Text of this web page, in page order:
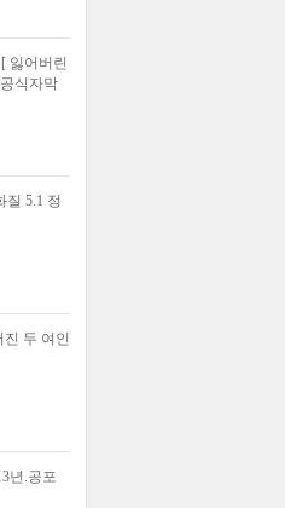
잃어버린
식자막
질 5.1 정
두 여인
년.공포